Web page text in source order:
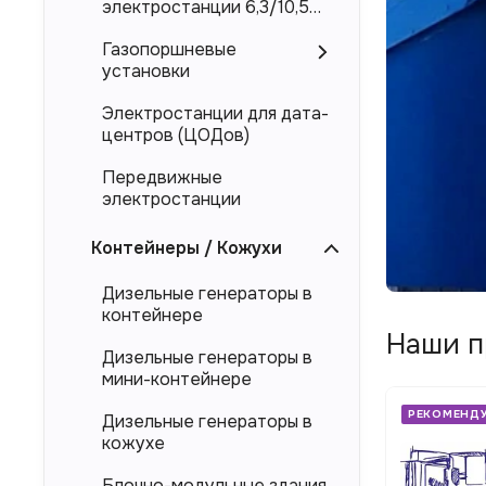
электростанции 6,3/10,5
Газопоршневые
установки
Электростанции для дата-
центров (ЦОДов)
Передвижные
электростанции
Контейнеры / Кожухи
Дизельные генераторы в
контейнере
Дизельные генераторы в
мини-контейнере
Дизельные генераторы в
кожухе
и
Наши